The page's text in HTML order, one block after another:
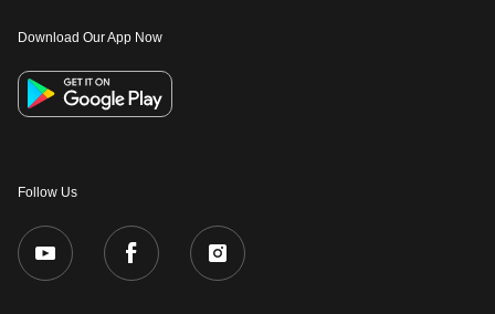
Download Our App Now
Follow Us